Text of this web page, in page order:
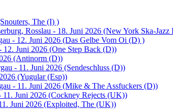
The (I) )
Rosslau - 18. Juni 2026 (New York Ska-
- 12. Juni 2026 (Das Gelbe Vom Oi (D) )
12. Juni 2026 (One Step Back (D))
(Antinorm (D))
- 11. Juni 2026 (Sendeschluss (D))
(Yugular (Esp))
- 11. Juni 2026 (Mike & The Assfuckers (D))
Juni 2026 (Cockney Rejects (UK))
Juni 2026 (Exploited, The (UK))